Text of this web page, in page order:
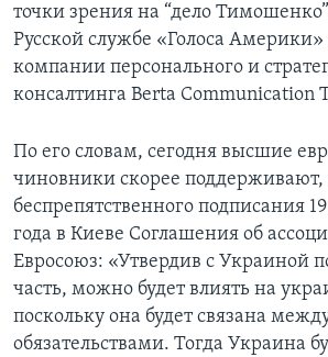
точки зрения на “дело
Русской службе «Голоса Америки»
компании персонального и
консалтинга Berta Communication
По его словам, сегодня высшие
чиновники скорее
беспрепятственного подписания
года в Киеве Соглашения об
Евросоюз: «Утвердив с Украиной
часть, можно будет влиять на
поскольку она будет связана
обязательствами. Тогда Украина